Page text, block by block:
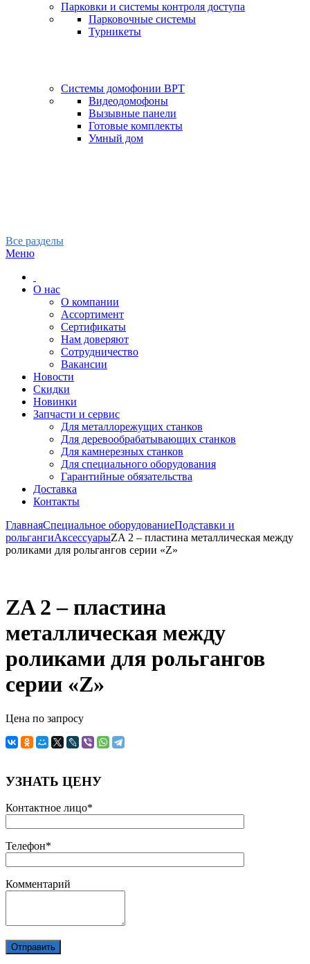
Парковки и системы контроля доступа
Парковочные системы
Турникеты
Системы домофонии BPT
Видеодомофоны
Вызывные панели
Готовые комплекты
Умный дом
Все разделы
Меню
О нас
О компании
Ассортимент
Сертификаты
Нам доверяют
Сотрудничество
Вакансии
Новости
Скидки
Новинки
Запчасти и сервис
Для металлорежущих станков
Для деревообрабатывающих станков
Для камнерезных станков
Для специального оборудования
Гарантийные обязательства
Доставка
Контакты
ГлавнаяСпециальное оборудованиеПодставки и
рольгангиАксессуарыZA 2 – пластина металлическая между
роликами для рольгангов серии «Z»
ZA 2 – пластина
металлическая между
роликами для рольгангов
серии «Z»
Цена по запросу
УЗНАТЬ ЦЕНУ
Контактное лицо*
Телефон*
Комментарий